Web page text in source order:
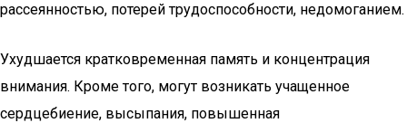
рассеянностью, потерей трудоспособности, недомоганием.
Ухудшается кратковременная память и концентрация
внимания. Кроме того, могут возникать учащенное
сердцебиение, высыпания, повышенная